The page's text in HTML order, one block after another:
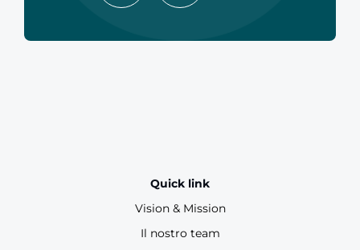
Quick link
Vision & Mission
Il nostro team